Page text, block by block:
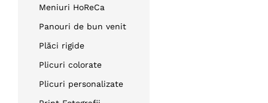
Meniuri HoReCa
Panouri de bun venit
Plăci rigide
Plicuri colorate
Plicuri personalizate